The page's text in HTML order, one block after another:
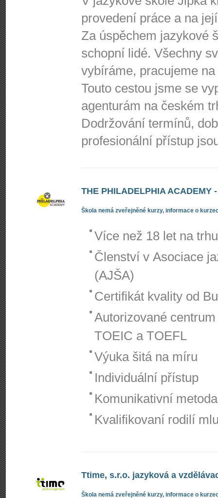
provedení práce a na
Za úspěchem jazykové
schopní lidé. Všechny
vybíráme, pracujeme
Touto cestou jsme se
agenturám na českém
Dodržování termínů,
profesionální přístup
THE PHILADELPHIA ACADEMY
Škola nemá zveřejněné kurzy, informace o
Více než 18 let na trhu
Členství v Asociace
(AJŠA)
Certifikát kvality od
Autorizované
TOEIC a TOEFL
Výuka šitá na míru
Individuální přístup
Komunikativní metoda
Kvalifikovaní rodilí
Ttime, s.r.o. jazyková a
Škola nemá zveřejněné kurzy, informace o